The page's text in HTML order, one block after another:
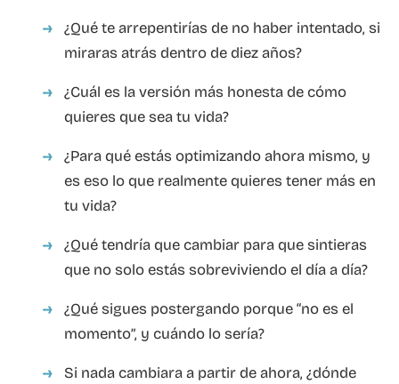
¿Qué te arrepentirías de no haber intentado, si
miraras atrás dentro de diez años?
¿Cuál es la versión más honesta de cómo
quieres que sea tu vida?
¿Para qué estás optimizando ahora mismo, y
es eso lo que realmente quieres tener más en
tu vida?
¿Qué tendría que cambiar para que sintieras
que no solo estás sobreviviendo el día a día?
¿Qué sigues postergando porque “no es el
momento”, y cuándo lo sería?
Si nada cambiara a partir de ahora, ¿dónde